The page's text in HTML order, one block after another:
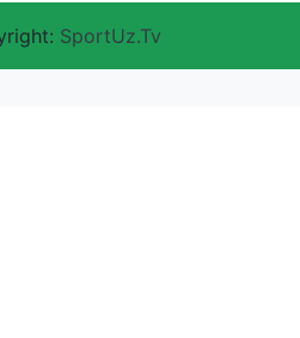
SportUz.Tv